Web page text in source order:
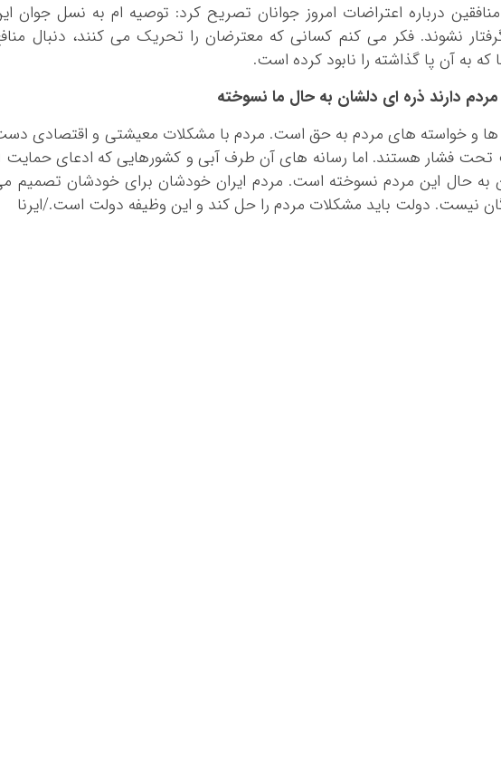
درباره اعتراضات امروز جوانان تصریح کرد: توصیه ام به نسل جوان
نشوند. فکر می کنم کسانی که معترضان را تحریک می کنند، دنبال
به آن پا گذاشته را نابود کرده است.
دارند ذره ای دلشان به حال ما نسوخته
و خواسته های مردم به حق است. مردم با مشکلات معیشتی و اقتصادی
تحت فشار هستند. اما رسانه های آن طرف آبی و کشورهایی که ادعای حمایت
به حال این مردم نسوخته است. مردم ایران خودشان برای خودشان تصمیم
نیست. دولت باید مشکلات مردم را حل کند و این وظیفه دولت است./ایرنا